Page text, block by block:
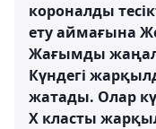
короналды
ету аймағына
Жағымды
Күндегі
жатады. Олар
X класты